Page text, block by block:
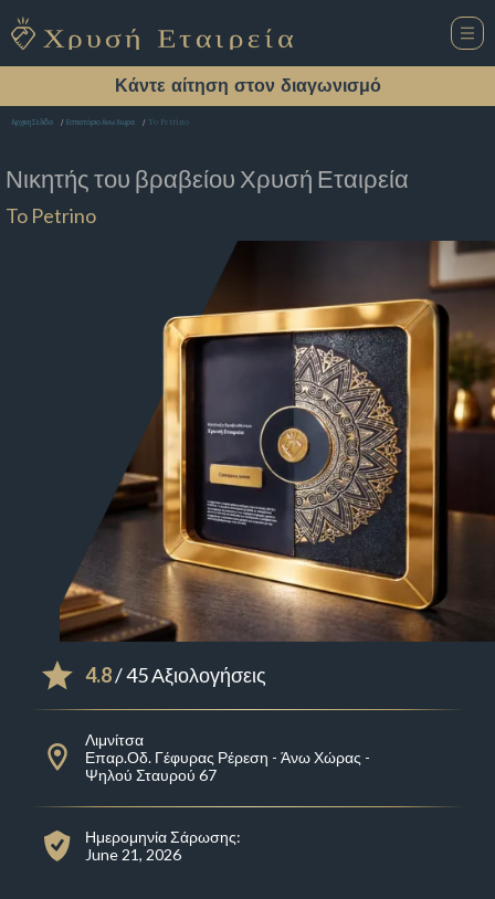
Κάντε αίτηση στον διαγωνισμό
Αρχική Σελίδα Εστιατόριο Ανω Χωρα To Petrino
Νικητής του βραβείου Χρυσή Εταιρεία
To Petrino
4.8/ 45 Αξιολογήσεις
Λιμνίτσα
Επαρ.Οδ. Γέφυρας Ρέρεση - Άνω Χώρας -
Ψηλού Σταυρού 67
Ημερομηνία Σάρωσης:
June 21, 2026